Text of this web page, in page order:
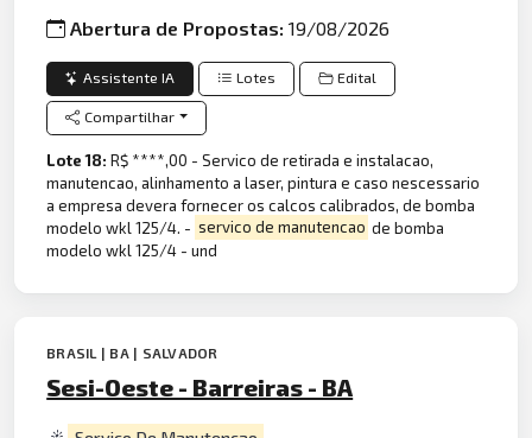
Abertura de Propostas:19/08/2026
Assistente IA Lotes Edital
Compartilhar
Lote 18:R$ ****,00 - Servico de retirada e instalacao,
manutencao, alinhamento a laser, pintura e caso nescessario
a empresa devera fornecer os calcos calibrados, de bomba
modelo wkl 125/4. - servico de manutencao de bomba
modelo wkl 125/4 - und
BRASIL | BA | SALVADOR
Sesi-Oeste - Barreiras - BA